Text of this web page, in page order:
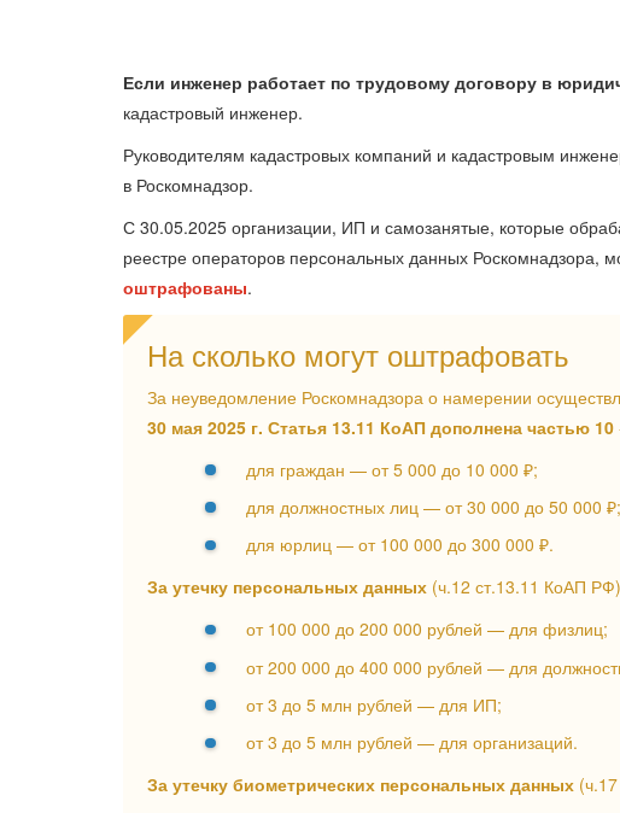
Если инженер работает по трудовому договору в
кадастровый инженер.
Руководителям кадастровых компаний и кадастровым
в Роскомнадзор.
С 30.05.2025 организации, ИП и самозанятые, которые
реестре операторов персональных данных Роскомнадзора,
оштрафованы.
На сколько могут оштрафовать
За неуведомление Роскомнадзора о намерении
30 мая 2025 г. Статья 13.11 КоАП дополнена частью 10
для граждан — от 5 000 до 10 000 ₽;
для должностных лиц — от 30 000 до 50 000 ₽;
для юрлиц — от 100 000 до 300 000 ₽.
За утечку персональных данных (ч.12 ст.13.11 КоАП
от 100 000 до 200 000 рублей — для физлиц;
от 200 000 до 400 000 рублей — для
от 3 до 5 млн рублей — для ИП;
от 3 до 5 млн рублей — для организаций.
За утечку биометрических персональных данных